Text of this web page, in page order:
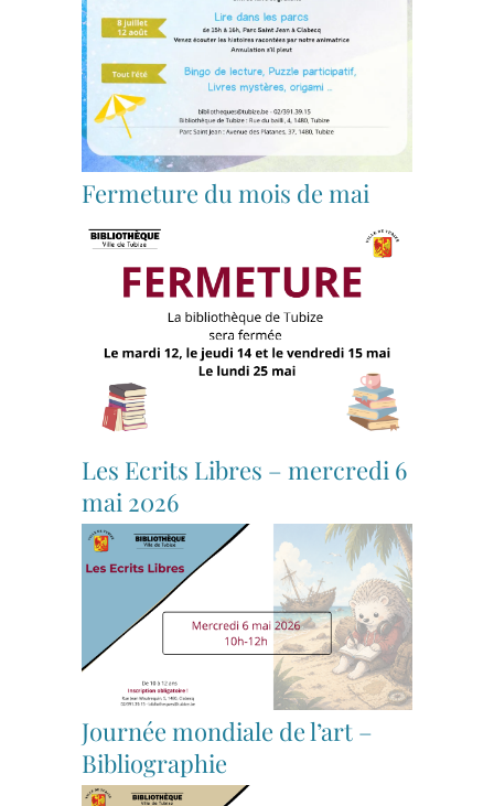
Fermeture du mois de mai
Les Ecrits Libres – mercredi 6
mai 2026
Journée mondiale de l’art –
Bibliographie